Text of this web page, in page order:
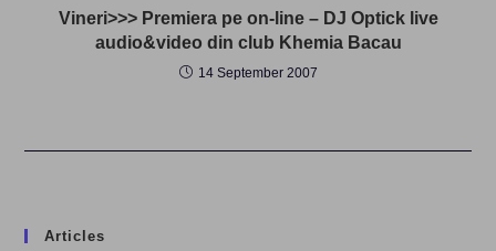
Vineri>>> Premiera pe on-line – DJ Optick live
audio&video din club Khemia Bacau
14 September 2007
Articles